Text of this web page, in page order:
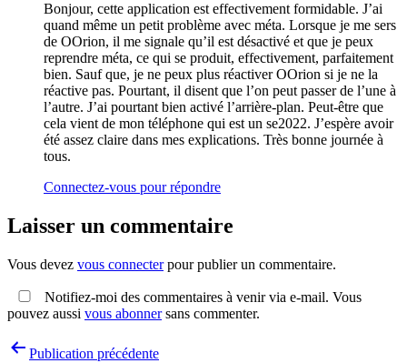
Bonjour, cette application est effectivement formidable. J’ai
quand même un petit problème avec méta. Lorsque je me sers
de OOrion, il me signale qu’il est désactivé et que je peux
reprendre méta, ce qui se produit, effectivement, parfaitement
bien. Sauf que, je ne peux plus réactiver OOrion si je ne la
réactive pas. Pourtant, il disent que l’on peut passer de l’une à
l’autre. J’ai pourtant bien activé l’arrière-plan. Peut-être que
cela vient de mon téléphone qui est un se2022. J’espère avoir
été assez claire dans mes explications. Très bonne journée à
tous.
Connectez-vous pour répondre
Laisser un commentaire
Vous devez vous connecterpour publier un commentaire.
Notifiez-moi des commentaires à venir via e-mail. Vous
pouvez aussi vous abonnersans commenter.
Navigation
Publication précédente